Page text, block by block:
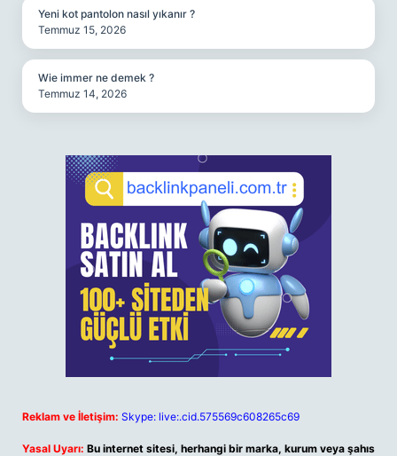
Yeni kot pantolon nasıl yıkanır ?
Temmuz 15, 2026
Wie immer ne demek ?
Temmuz 14, 2026
Reklam ve İletişim: Skype: live:.cid.575569c608265c69
Yasal Uyarı: Bu internet sitesi, herhangi bir marka, kurum veya şahıs